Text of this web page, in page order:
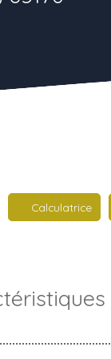
Calculatrice